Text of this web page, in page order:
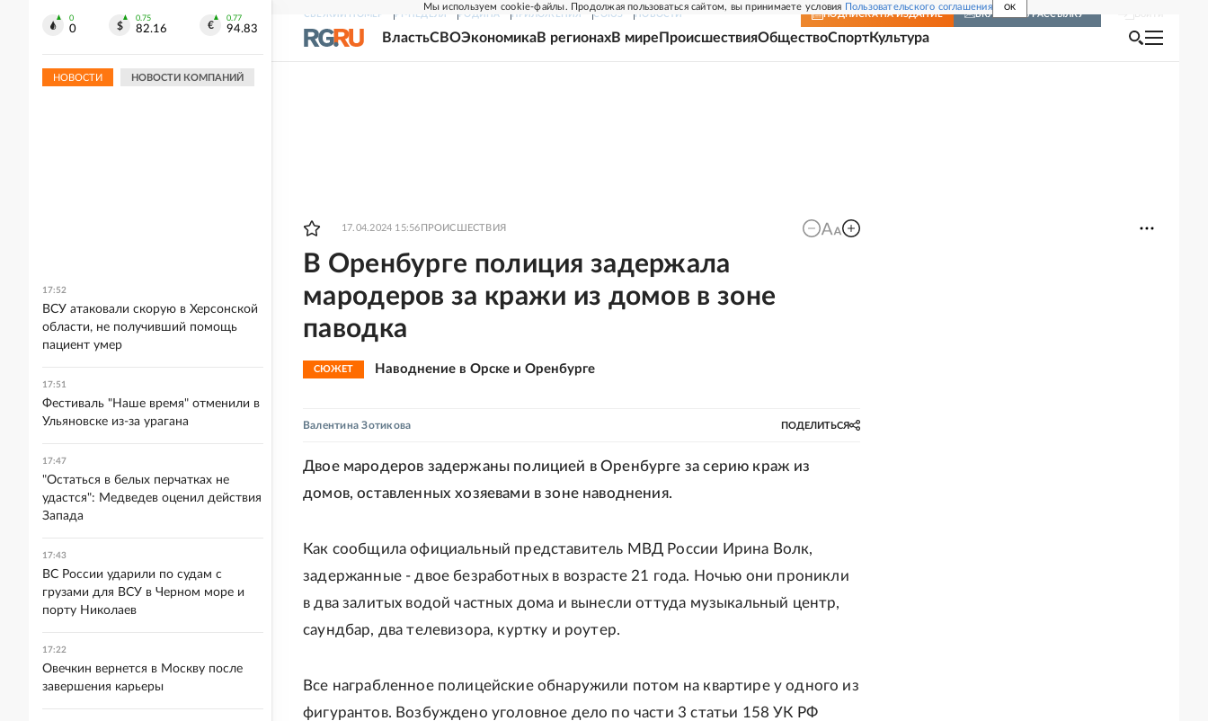
Мы используем cookie-файлы. Продолжая пользоваться сайтом, вы принимаете условия Пользовательского соглашения OK
СВЕЖИЙ НОМЕР РГ-НЕДЕЛЯ РОДИНА ПРИЛОЖЕНИЯ СОЮЗ НОВОСТИ ПОДПИСКА НА ИЗДАНИЕ ВКЛЮЧИТЬ РАССЫЛКУ
ВластьСВОЭкономикаВ регионахВ мире ПроисшествияОбществоСпортКультура
17.04.2024 15:56 ПРОИСШЕСТВИЯ
В Оренбурге полиция задержала
мародеров за кражи из домов в зоне
паводка
СЮЖЕТ Наводнение в Орске и Оренбурге
Валентина Зотикова ПОДЕЛИТЬСЯ
Двое мародеров задержаны полицией в Оренбурге за серию краж из
домов, оставленных хозяевами в зоне наводнения.
Как сообщила официальный представитель МВД России Ирина Волк,
задержанные - двое безработных в возрасте 21 года. Ночью они проникли
в два залитых водой частных дома и вынесли оттуда музыкальный центр,
саундбар, два телевизора, куртку и роутер.
Все награбленное полицейские обнаружили потом на квартире у одного из
фигурантов. Возбуждено уголовное дело по части 3 статьи 158 УК РФ
0
0
0.75
82.16
0.77
94.83
НОВОСТИ НОВОСТИ КОМПАНИЙ
17:52
ВСУ атаковали скорую в Херсонской
области, не получивший помощь
пациент умер
17:51
Фестиваль "Наше время" отменили в
Ульяновске из-за урагана
17:47
"Остаться в белых перчатках не
удастся": Медведев оценил действия
Запада
17:43
ВС России ударили по судам с
грузами для ВСУ в Черном море и
порту Николаев
17:22
Овечкин вернется в Москву после
завершения карьеры